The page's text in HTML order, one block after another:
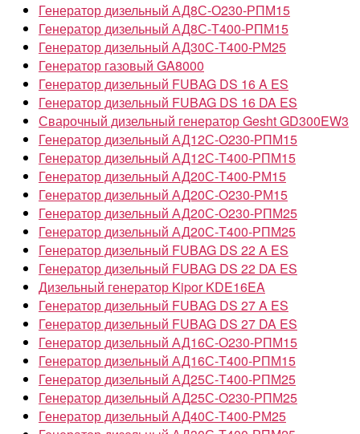
Генератор дизельный АД8С-О230-РПМ15
Генератор дизельный АД8С-Т400-РПМ15
Генератор дизельный АД30С-Т400-РМ25
Генератор газовый GA8000
Генератор дизельный FUBAG DS 16 A ES
Генератор дизельный FUBAG DS 16 DA ES
Сварочный дизельный генератор Gesht GD300EW3
Генератор дизельный АД12С-О230-РПМ15
Генератор дизельный АД12С-Т400-РПМ15
Генератор дизельный АД20С-Т400-РМ15
Генератор дизельный АД20С-О230-РМ15
Генератор дизельный АД20С-О230-РПМ25
Генератор дизельный АД20С-Т400-РПМ25
Генератор дизельный FUBAG DS 22 A ES
Генератор дизельный FUBAG DS 22 DA ES
Дизельный генератор Kipor KDE16EA
Генератор дизельный FUBAG DS 27 A ES
Генератор дизельный FUBAG DS 27 DA ES
Генератор дизельный АД16С-О230-РПМ15
Генератор дизельный АД16С-Т400-РПМ15
Генератор дизельный АД25С-Т400-РПМ25
Генератор дизельный АД25С-О230-РПМ25
Генератор дизельный АД40С-Т400-РМ25